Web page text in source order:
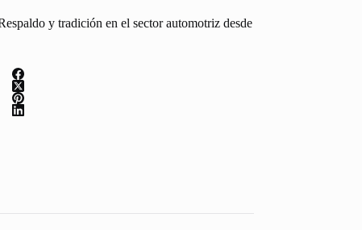
y tradición en el sector automotriz desde